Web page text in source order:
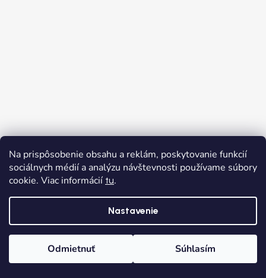
Na prispôsobenie obsahu a reklám, poskytovanie funkcií
sociálnych médií a analýzu návštevnosti používame súbory
cookie. Viac informácií tu.
Nastavenie
Odmietnuť Súhlasím